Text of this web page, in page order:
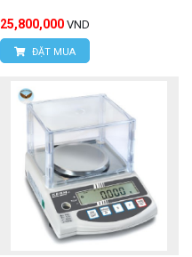
25,800,000 VND
ĐẶT MUA